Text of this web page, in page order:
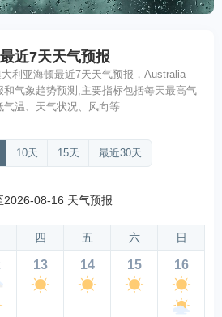
优
近7天天气预报
利亚海顿最近7天天气预报，Australia
和气象趋势预测,主要指标包括每天最高气
气温、天气状况、风向等
10天 15天 最近30天
08-16 天气预报
四 五 六 日
13 14 15 16